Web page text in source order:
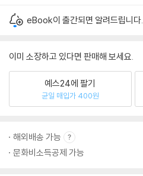
eBook이 출간되면 알려드립니다.
이미 소장하고 있다면 판매해 보세요.
예스24에 팔기
균일 매입가 400원
해외배송 가능
문화비소득공제 가능